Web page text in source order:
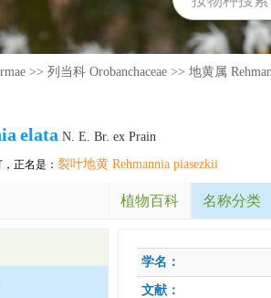
>> 列当科 Orobanchaceae >> 地黄属
elata N. E. Br. ex Prain
正名是： 裂叶地黄 Rehmannia piasezkii
植物百科 名称分类
学名：
文献：